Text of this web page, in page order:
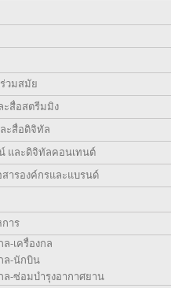
วมสมัย
สื่อสตรีมมิง
ะสื่อดิจิทัล
และดิจิทัลคอนเทนต์
ารองค์กรและแบรนด์
าร
-เครื่องกล
ล-นักบิน
ล-ซ่อมบำรุงอากาศยาน